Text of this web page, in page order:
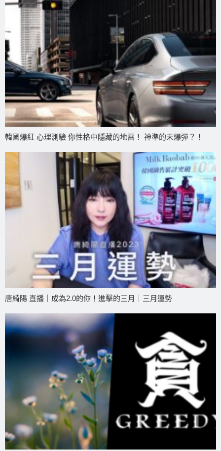
韓國爆紅 心理測驗 你性格中隱藏的地雷！ 神準的未爆彈？！
唐綺陽 直播｜成為2.0的你！進擊的三月｜三月運勢